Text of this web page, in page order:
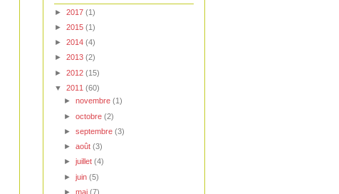
► 2017 (1)
► 2015 (1)
► 2014 (4)
► 2013 (2)
► 2012 (15)
▼ 2011 (60)
►novembre(1)
►octobre(2)
►septembre(3)
►août(3)
►juillet(4)
►juin(5)
►mai(7)